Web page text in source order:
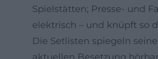
Spielstätten; Presse- und
elektrisch – und knüpft so
Die Setlisten spiegeln